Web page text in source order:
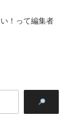
！って編集者